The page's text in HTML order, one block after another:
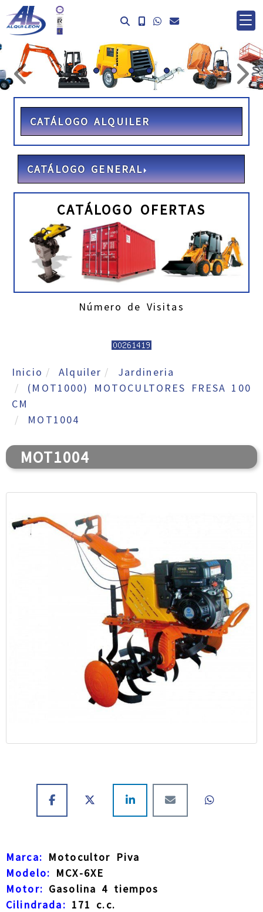
prev
CATÁLOGO ALQUILER
CATÁLOGO GENERAL
CATÁLOGO OFERTAS
Número de Visitas
Inicio Alquiler
Jardineria
(MOT1000) MOTOCULTORES FRESA 100
CM
MOT1004
MOT1004
Marca: Motocultor Piva
Modelo: MCX-6XE
Motor: Gasolina 4 tiempos
Cilindrada: 171 c.c.